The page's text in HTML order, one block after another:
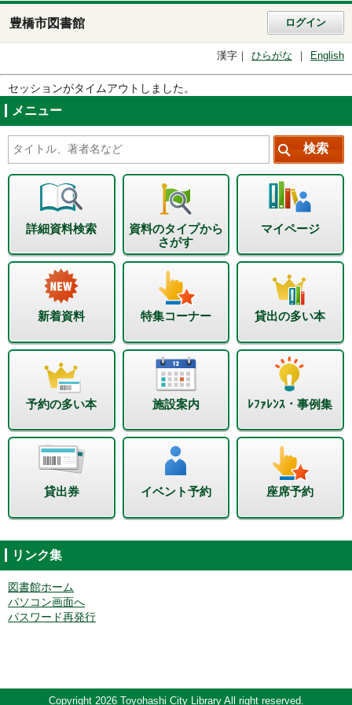
豊橋市図書館 ログイン
漢字 ひらがな English
セッションがタイムアウトしました。
メニュー
詳細資料検索
資料のタイプから
さがす
マイページ
新着資料 特集コーナー 貸出の多い本
予約の多い本 施設案内 ﾚﾌｧﾚﾝｽ・事例集
貸出券 イベント予約 座席予約
リンク集
図書館ホーム
パソコン画面へ
パスワード再発行
Copyright 2026 Toyohashi City Library All right reserved.